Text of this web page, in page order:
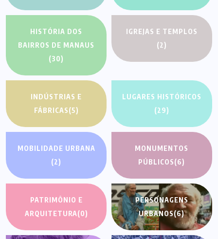
HISTÓRIA DOS
BAIRROS DE MANAUS
(30)
IGREJAS E TEMPLOS
(2)
INDÚSTRIAS E
FÁBRICAS(5)
LUGARES HISTÓRICOS
(29)
MOBILIDADE URBANA
(2)
MONUMENTOS
PÚBLICOS(6)
PATRIMÔNIO E
ARQUITETURA(0)
PERSONAGENS
URBANOS(6)